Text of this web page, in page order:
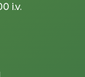
i.v.